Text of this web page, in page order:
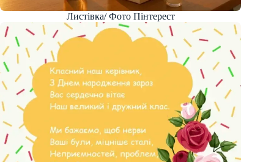
Листівка/ Фото Пінтерест